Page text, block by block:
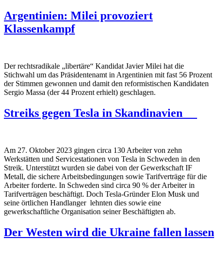
Argentinien: Milei provoziert
Klassenkampf
Der rechtsradikale „libertäre“ Kandidat Javier Milei hat die
Stichwahl um das Präsidentenamt in Argentinien mit fast 56 Prozent
der Stimmen gewonnen und damit den reformistischen Kandidaten
Sergio Massa (der 44 Prozent erhielt) geschlagen.
Streiks gegen Tesla in Skandinavien
Am 27. Oktober 2023 gingen circa 130 Arbeiter von zehn
Werkstätten und Servicestationen von Tesla in Schweden in den
Streik. Unterstützt wurden sie dabei von der Gewerkschaft IF
Metall, die sichere Arbeitsbedingungen sowie Tarifverträge für die
Arbeiter forderte. In Schweden sind circa 90 % der Arbeiter in
Tarifverträgen beschäftigt. Doch Tesla-Gründer Elon Musk und
seine örtlichen Handlanger lehnten dies sowie eine
gewerkschaftliche Organisation seiner Beschäftigten ab.
Der Westen wird die Ukraine fallen lassen